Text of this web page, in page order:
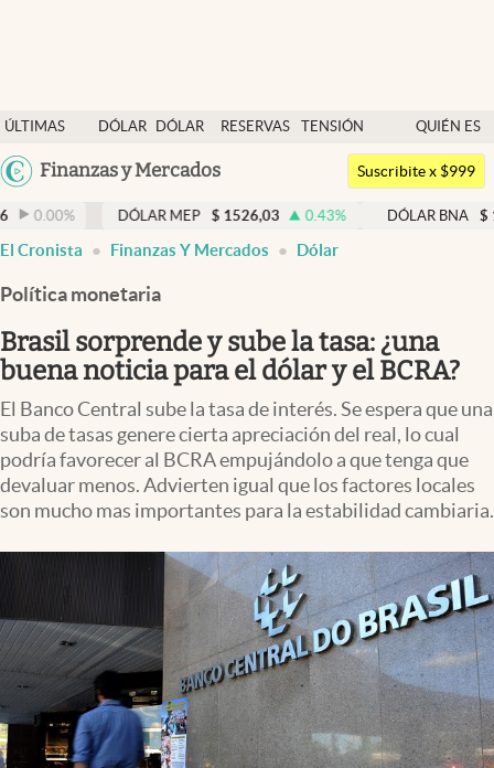
ÚLTIMAS
NOTICIAS
DÓLAR
DÓLAR
RESERVAS
TENSIÓN
GEOPOLÍTICA
QUIÉN ES
QUIÉN
Argentina
Uruguay
Finanzas y Mercados
Dólar
Members
Economía y Política
Finanzas y Mercados
Mercados Online
Negocios
Columnistas
Apertura
Infotechnology
Clase
Mundial 2026
Eventos Corporativos
El Cronista Studio
Mediakit
Suscribite x $999
DÓLAR MEP $ 1526,03 0.43% DÓLAR BNA $ 1520
El Cronista Finanzas Y Mercados Dólar
Política monetaria
Brasil sorprende y sube la tasa: ¿una
buena noticia para el dólar y el BCRA?
El Banco Central sube la tasa de interés. Se espera que una
suba de tasas genere cierta apreciación del real, lo cual
podría favorecer al BCRA empujándolo a que tenga que
devaluar menos. Advierten igual que los factores locales
son mucho mas importantes para la estabilidad cambiaria.